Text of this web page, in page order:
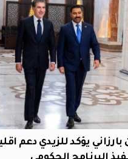
بارزاني يؤكد للزيدي دعم